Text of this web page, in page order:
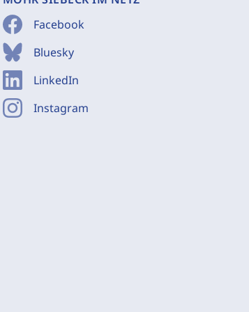
Facebook
Bluesky
LinkedIn
Instagram